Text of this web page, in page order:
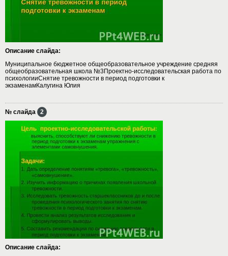
Описание слайда:
Муниципальное бюджетное общеобразовательное учреждение средняя
общеобразовательная школа №3Проектно-исследовательская работа по
психологииСнятие тревожности в период подготовки к
экзаменамКалугина Юлия
№ слайда 2
Описание слайда: